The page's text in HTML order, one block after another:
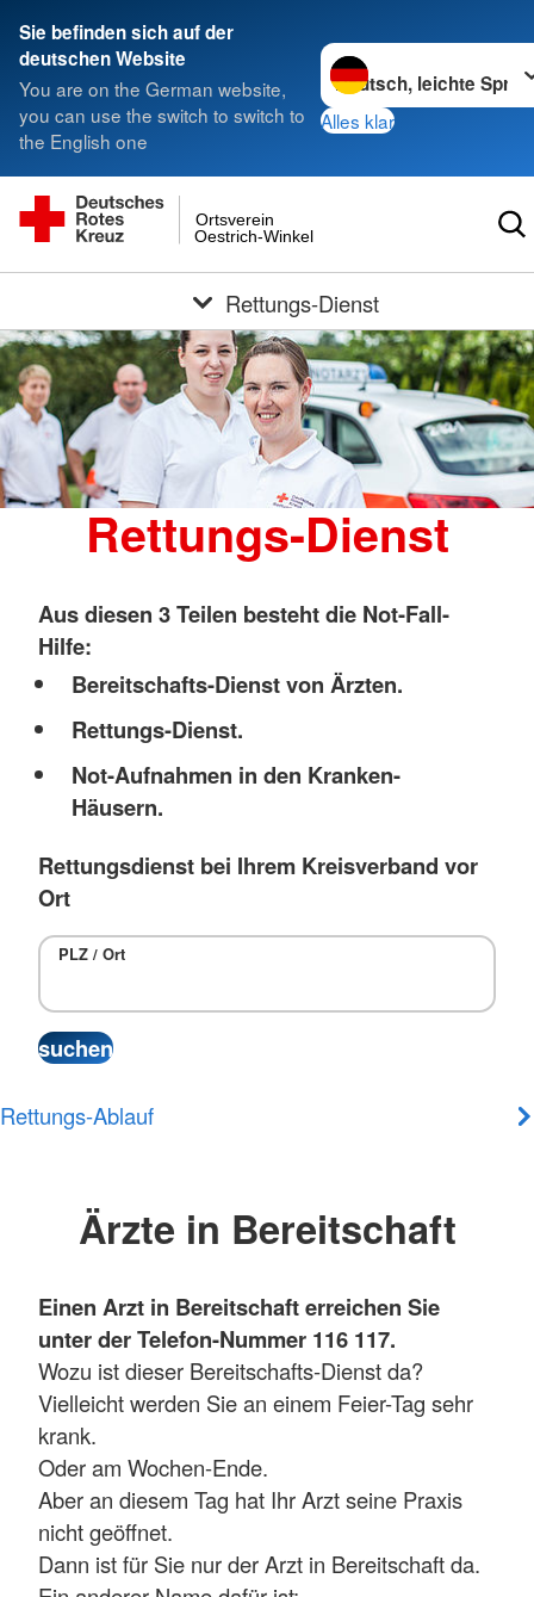
Sie befinden sich auf der
deutschen Website
You are on the German website,
you can use the switch to switch to
the English one
Sprache wechseln zu
Alles klar
Oestrich-Winkel
Ortsverein
Rettungs-Dienst
Rettungs-Dienst
Aus diesen 3 Teilen besteht die Not-Fall-
Hilfe:
Bereitschafts-Dienst von Ärzten.
Rettungs-Dienst.
Not-Aufnahmen in den Kranken-
Häusern.
Rettungsdienst bei Ihrem Kreisverband vor
Ort
PLZ / Ort
Rettungs-Ablauf
Ärzte in Bereitschaft
Einen Arzt in Bereitschaft erreichen Sie
unter der Telefon-Nummer 116 117.
Wozu ist dieser Bereitschafts-Dienst da?
Vielleicht werden Sie an einem Feier-Tag sehr
krank.
Oder am Wochen-Ende.
Aber an diesem Tag hat Ihr Arzt seine Praxis
nicht geöffnet.
Dann ist für Sie nur der Arzt in Bereitschaft da.